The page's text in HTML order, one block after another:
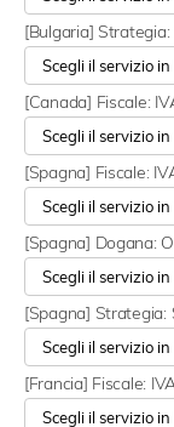
[Bulgaria]
[Canada] Fiscale:
[Spagna] Fiscale:
[Spagna] Dogana:
[Spagna]
[Francia] Fiscale: